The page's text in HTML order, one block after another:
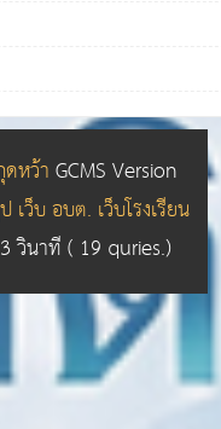
หว้าGCMS Version
เว็บ อบต. เว็บโรงเรียน
วินาที ( 19 quries.)